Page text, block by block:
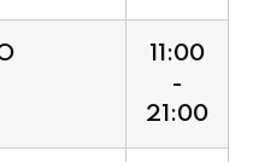
21:00
11:00
-
21:00